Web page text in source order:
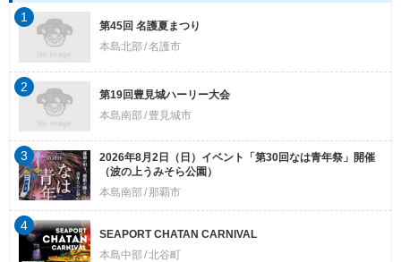
第45回 名護夏まつり
本島北部 名護市
1
第19回豊見城ハーリー大会
本島南部
豊見城市
2
2026年8月2日（日）イベント「第30回なは青年祭」開催
（波の上うみそら公園）
本島南部
那覇市
3
SEAPORT CHATAN CARNIVAL
本島中部 北谷町
4